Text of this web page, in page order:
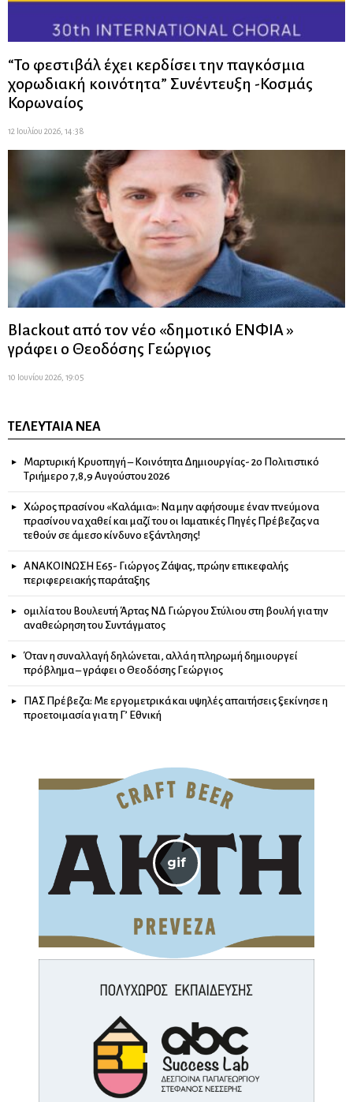
“Το φεστιβάλ έχει κερδίσει την παγκόσμια
χορωδιακή κοινότητα” Συνέντευξη -Κοσμάς
Κορωναίος
12 Ιουλίου 2026, 14:38
Blackout από τον νέο «δημοτικό ΕΝΦΙΑ »
γράφει ο Θεοδόσης Γεώργιος
10 Ιουνίου 2026, 19:05
ΤΕΛΕΥΤΑΊΑ ΝΈΑ
Μαρτυρική Κρυοπηγή – Κοινότητα Δημιουργίας- 2ο Πολιτιστικό
Τριήμερο 7,8,9 Αυγούστου 2026
Χώρος πρασίνου «Καλάμια»: Να μην αφήσουμε έναν πνεύμονα
πρασίνου να χαθεί και μαζί του οι Ιαματικές Πηγές Πρέβεζας να
τεθούν σε άμεσο κίνδυνο εξάντλησης!
ΑΝΑΚΟΙΝΩΣΗ Ε65- Γιώργος Ζάψας, πρώην επικεφαλής
περιφερειακής παράταξης
ομιλία του Βουλευτή Άρτας ΝΔ Γιώργου Στύλιου στη βουλή για την
αναθεώρηση του Συντάγματος
Όταν η συναλλαγή δηλώνεται, αλλά η πληρωμή δημιουργεί
πρόβλημα – γράφει ο Θεοδόσης Γεώργιος
ΠΑΣ Πρέβεζα: Με εργομετρικά και υψηλές απαιτήσεις ξεκίνησε η
προετοιμασία για τη Γ’ Εθνική